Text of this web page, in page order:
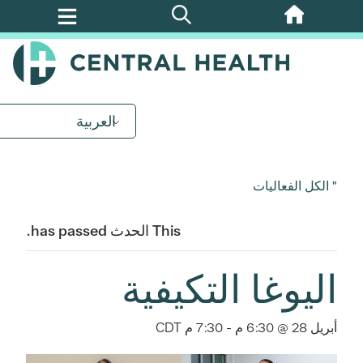
تخطي
العربية
" الكل الفعاليات
This الحدث has passed.
اليوغا التكيفية
أبريل 28 @ 6:30 م - 7:30 م CDT